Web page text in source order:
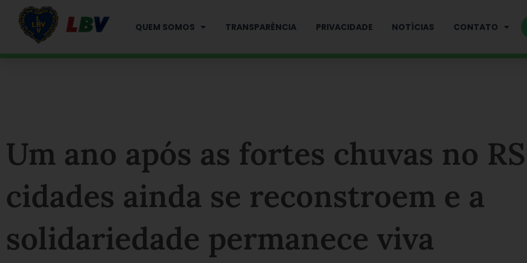
QUEM SOMOS TRANSPARÊNCIA PRIVACIDADE NOTÍCIAS CONTATO
Um ano após as fortes chuvas no
cidades ainda se reconstroem e a
solidariedade permanece viva